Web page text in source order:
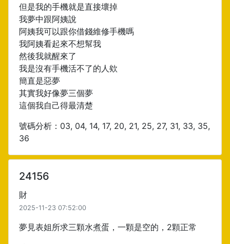
但是我的手機就是直接壞掉
我夢中跟阿姨說
阿姨我可以跟你借錢維修手機嗎
我阿姨看起來不想幫我
然後我就醒來了
我是沒有手機活不了的人欸
簡直是惡夢
其實我好像夢三個夢
這個我自己得最清楚
號碼分析：03, 04, 14, 17, 20, 21, 25, 27, 31, 33, 35,
36
24156
財
2025-11-23 07:52:00
夢見表姐所求三顆水煮蛋，一顆是空的，2顆正常